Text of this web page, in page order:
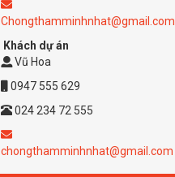
Chongthamminhnhat@gmail.com
Khách dự án
Vũ Hoa
0947 555 629
024 234 72 555
chongthamminhnhat@gmail.com